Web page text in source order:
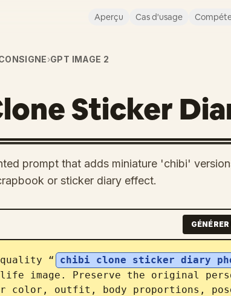
Aperçu Cas d'usage
›GPT IMAGE 2
Sticker
prompt that adds miniature 'chibi'
or sticker diary effect.
“ chibi clone sticker diary
life image. Preserve the original
color, outfit, body proportions,